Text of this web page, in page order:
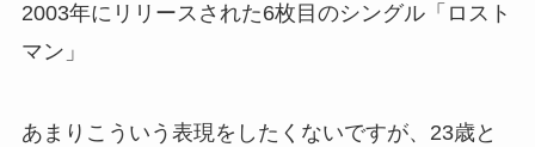
2003年にリリースされた6枚目のシングル「ロスト
マン」
あまりこういう表現をしたくないですが、23歳と